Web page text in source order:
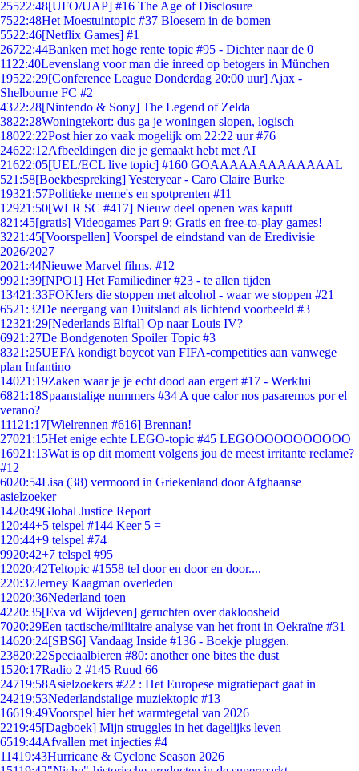
25522:48[UFO/UAP] #16 The Age of Disclosure
7522:48Het Moestuintopic #37 Bloesem in de bomen
5522:46[Netflix Games] #1
26722:44Banken met hoge rente topic #95 - Dichter naar de 0
11 22:40Levenslang voor man die inreed op betogers in München
19522:29[Conference League Donderdag 20:00 uur] Ajax -
Shelbourne FC #2
4322:28[Nintendo & Sony] The Legend of Zelda
3822:28Woningtekort: dus ga je woningen slopen, logisch
18022:22Post hier zo vaak mogelijk om 22:22 uur #76
24622:12Afbeeldingen die je gemaakt hebt met AI
21622:05[UEL/ECL live topic] #160 GOAAAAAAAAAAAAAL
521:58[Boekbespreking] Yesteryear - Caro Claire Burke
19321:57Politieke meme's en spotprenten #11
12921:50[WLR SC #417] Nieuw deel openen was kaputt
821:45[gratis] Videogames Part 9: Gratis en free-to-play games!
3221:45[Voorspellen] Voorspel de eindstand van de Eredivisie
2026/2027
2021:44Nieuwe Marvel films. #12
9921:39[NPO1] Het Familiediner #23 - te allen tijden
13421:33FOK!ers die stoppen met alcohol - waar we stoppen #21
6521:32De neergang van Duitsland als lichtend voorbeeld #3
12321:29[Nederlands Elftal] Op naar Louis IV?
6921:27De Bondgenoten Spoiler Topic #3
8321:25UEFA kondigt boycot van FIFA-competities aan vanwege
plan Infantino
14021:19Zaken waar je je echt dood aan ergert #17 - Werklui
6821:18Spaanstalige nummers #34 A que calor nos pasaremos por el
verano?
111 21:17[Wielrennen #616] Brennan!
27021:15Het enige echte LEGO-topic #45 LEGOOOOOOOOOOO
16921:13Wat is op dit moment volgens jou de meest irritante reclame?
#12
6020:54Lisa (38) vermoord in Griekenland door Afghaanse
asielzoeker
1420:49Global Justice Report
1 20:44+5 telspel #144 Keer 5 =
1 20:44+9 telspel #74
9920:42+7 telspel #95
12020:42Teltopic #1558 tel door en door en door....
220:37Jerney Kaagman overleden
12020:36Nederland toen
4220:35[Eva vd Wijdeven] geruchten over dakloosheid
7020:29Een tactische/militaire analyse van het front in Oekraïne #31
14620:24[SBS6] Vandaag Inside #136 - Boekje pluggen.
23820:22Speciaalbieren #80: another one bites the dust
1520:17Radio 2 #145 Ruud 66
24719:58Asielzoekers #22 : Het Europese migratiepact gaat in
24219:53Nederlandstalige muziektopic #13
16619:49Voorspel hier het warmtegetal van 2026
2219:45[Dagboek] Mijn struggles in het dagelijks leven
6519:44Afvallen met injecties #4
11419:43Hurricane & Cyclone Season 2026